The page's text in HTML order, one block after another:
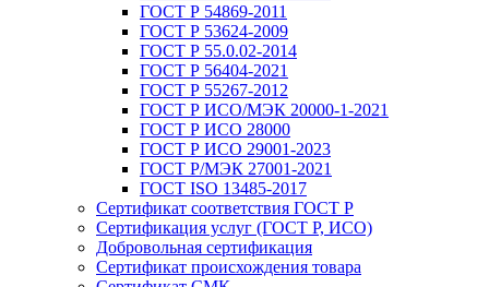
ГОСТ Р 54869-2011
ГОСТ Р 53624-2009
ГОСТ Р 55.0.02-2014
ГОСТ Р 56404-2021
ГОСТ Р 55267-2012
ГОСТ Р ИСО/МЭК 20000-1-2021
ГОСТ Р ИСО 28000
ГОСТ Р ИСО 29001-2023
ГОСТ Р/МЭК 27001-2021
ГОСТ ISO 13485-2017
Сертификат соответствия ГОСТ Р
Сертификация услуг (ГОСТ Р, ИСО)
Добровольная сертификация
Сертификат происхождения товара